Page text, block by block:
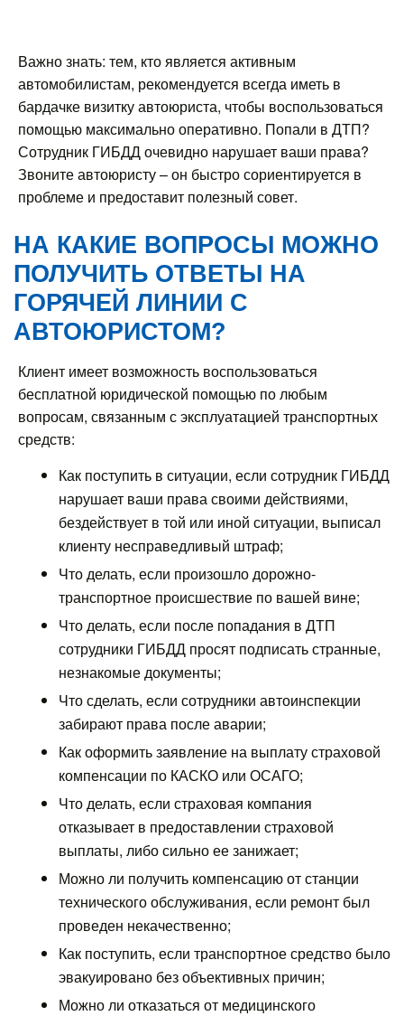
Важно знать: тем, кто является активным
автомобилистам, рекомендуется всегда иметь в
бардачке визитку автоюриста, чтобы воспользоваться
помощью максимально оперативно. Попали в ДТП?
Сотрудник ГИБДД очевидно нарушает ваши права?
Звоните автоюристу – он быстро сориентируется в
проблеме и предоставит полезный совет.
НА КАКИЕ ВОПРОСЫ МОЖНО
ПОЛУЧИТЬ ОТВЕТЫ НА
ГОРЯЧЕЙ ЛИНИИ С
АВТОЮРИСТОМ?
Клиент имеет возможность воспользоваться
бесплатной юридической помощью по любым
вопросам, связанным с эксплуатацией транспортных
средств:
Как поступить в ситуации, если сотрудник ГИБДД
нарушает ваши права своими действиями,
бездействует в той или иной ситуации, выписал
клиенту несправедливый штраф;
Что делать, если произошло дорожно-
транспортное происшествие по вашей вине;
Что делать, если после попадания в ДТП
сотрудники ГИБДД просят подписать странные,
незнакомые документы;
Что сделать, если сотрудники автоинспекции
забирают права после аварии;
Как оформить заявление на выплату страховой
компенсации по КАСКО или ОСАГО;
Что делать, если страховая компания
отказывает в предоставлении страховой
выплаты, либо сильно ее занижает;
Можно ли получить компенсацию от станции
технического обслуживания, если ремонт был
проведен некачественно;
Как поступить, если транспортное средство было
эвакуировано без объективных причин;
Можно ли отказаться от медицинского